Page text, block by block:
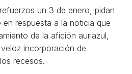
un 3 de enero, pidan
respuesta a la noticia que
de la afición auriazul,
incorporación de
recesos.